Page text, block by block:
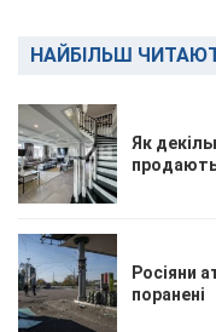
НАЙБІЛЬШ
Як
Росіяни
поранені